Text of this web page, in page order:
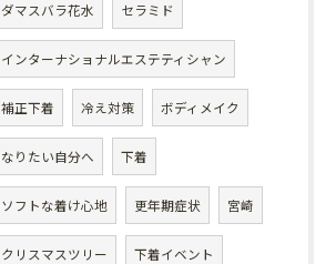
ダマスバラ花水 セラミド
インターナショナルエステティシャン
補正下着 冷え対策 ボディメイク
なりたい自分へ 下着
ソフトな着け心地 更年期症状 宮崎
クリスマスツリー 下着イベント